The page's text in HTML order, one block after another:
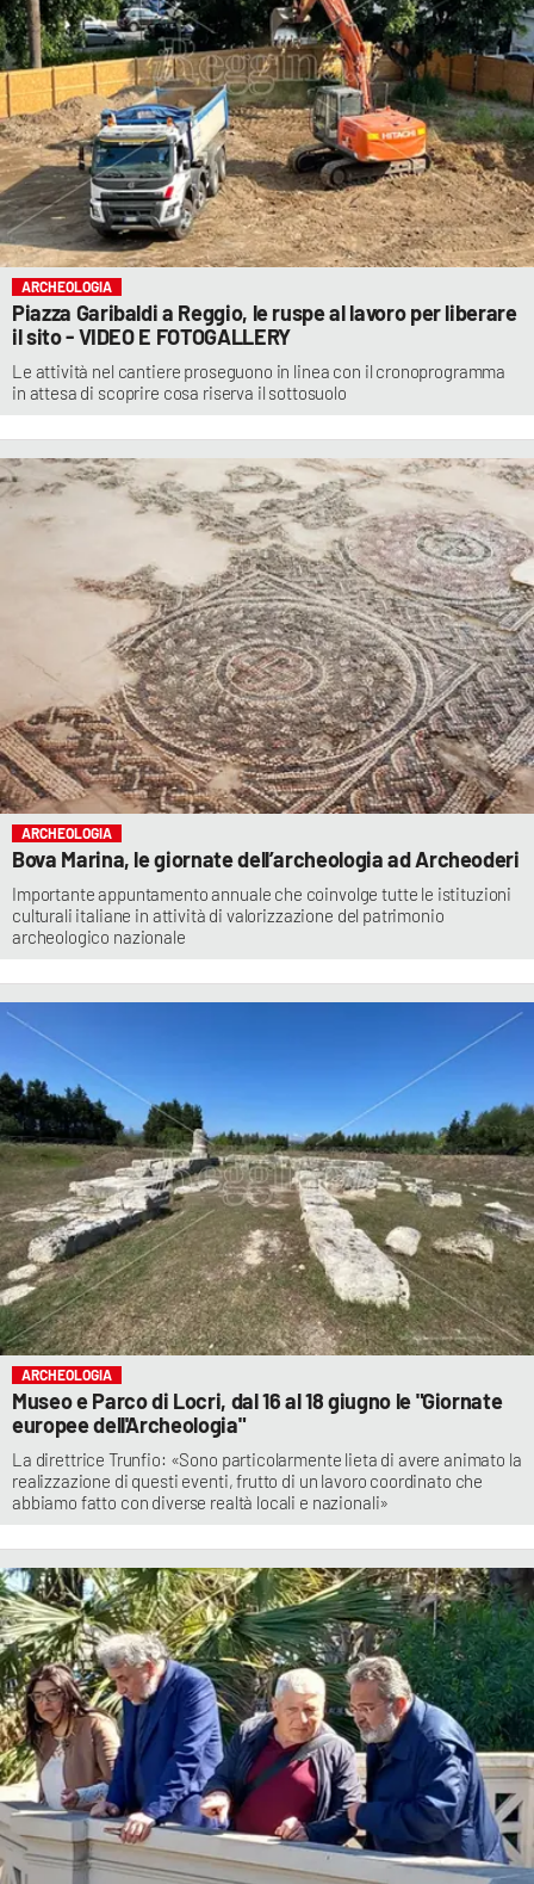
ARCHEOLOGIA
Piazza Garibaldi a Reggio, le ruspe al lavoro per liberare
il sito - VIDEO E FOTOGALLERY
Le attività nel cantiere proseguono in linea con il cronoprogramma
in attesa di scoprire cosa riserva il sottosuolo
ARCHEOLOGIA
Bova Marina, le giornate dell’archeologia ad Archeoderi
Importante appuntamento annuale che coinvolge tutte le istituzioni
culturali italiane in attività di valorizzazione del patrimonio
archeologico nazionale
ARCHEOLOGIA
Museo e Parco di Locri, dal 16 al 18 giugno le "Giornate
europee dell'Archeologia"
La direttrice Trunfio: «Sono particolarmente lieta di avere animato la
realizzazione di questi eventi, frutto di un lavoro coordinato che
abbiamo fatto con diverse realtà locali e nazionali»